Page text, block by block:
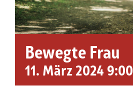
Bewegte Frau
11. März 2024 9:00